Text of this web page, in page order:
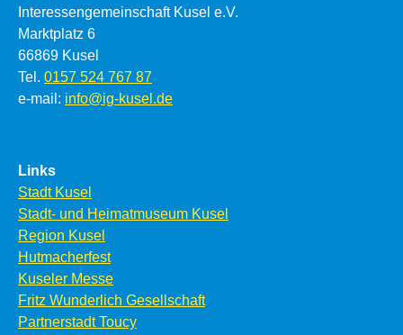
Interessengemeinschaft Kusel e.V.
Marktplatz 6
66869 Kusel
Tel. 0157 524 767 87
e-mail: info@ig-kusel.de
Links
Stadt Kusel
Stadt- und Heimatmuseum Kusel
Region Kusel
Hutmacherfest
Kuseler Messe
Fritz Wunderlich Gesellschaft
Partnerstadt Toucy